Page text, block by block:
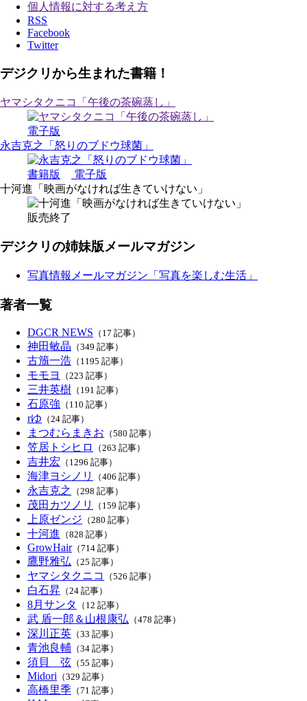
個人情報に対する考え方
RSS
Facebook
Twitter
デジクリから生まれた書籍！
ヤマシタクニコ「午後の茶碗蒸し」
電子版
永吉克之「怒りのブドウ球菌」
書籍版
電子版
十河進「映画がなければ生きていけない」
販売終了
デジクリの姉妹版メールマガジン
写真情報メールマガジン「写真を楽しむ生活」
著者一覧
DGCR NEWS （17 記事）
神田敏晶 （349 記事）
古籏一浩 （1195 記事）
モモヨ （223 記事）
三井英樹 （191 記事）
石原強 （110 記事）
rゆ （24 記事）
まつむらまきお （580 記事）
笠居トシヒロ （263 記事）
吉井宏 （1296 記事）
海津ヨシノリ （406 記事）
永吉克之 （298 記事）
茂田カツノリ （159 記事）
上原ゼンジ （280 記事）
十河進 （828 記事）
GrowHair（714 記事）
鷹野雅弘 （25 記事）
ヤマシタクニコ （526 記事）
白石昇 （24 記事）
8月サンタ （12 記事）
武 盾一郎＆山根康弘 （478 記事）
深川正英 （33 記事）
青池良輔 （34 記事）
須貝 弦 （55 記事）
Midori （329 記事）
高橋里季 （71 記事）